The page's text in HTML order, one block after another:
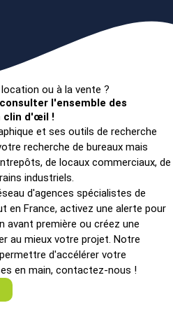
ou à la vente ?
l'ensemble des
clin d'œil !
et ses outils de recherche
recherche de bureaux mais
de locaux commerciaux, de
industriels.
d'agences spécialistes de
en France, activez une alerte pour
avant première ou créez une
au mieux votre projet. Notre
d'accélérer votre
en main, contactez-nous !